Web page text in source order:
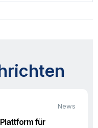
News
für